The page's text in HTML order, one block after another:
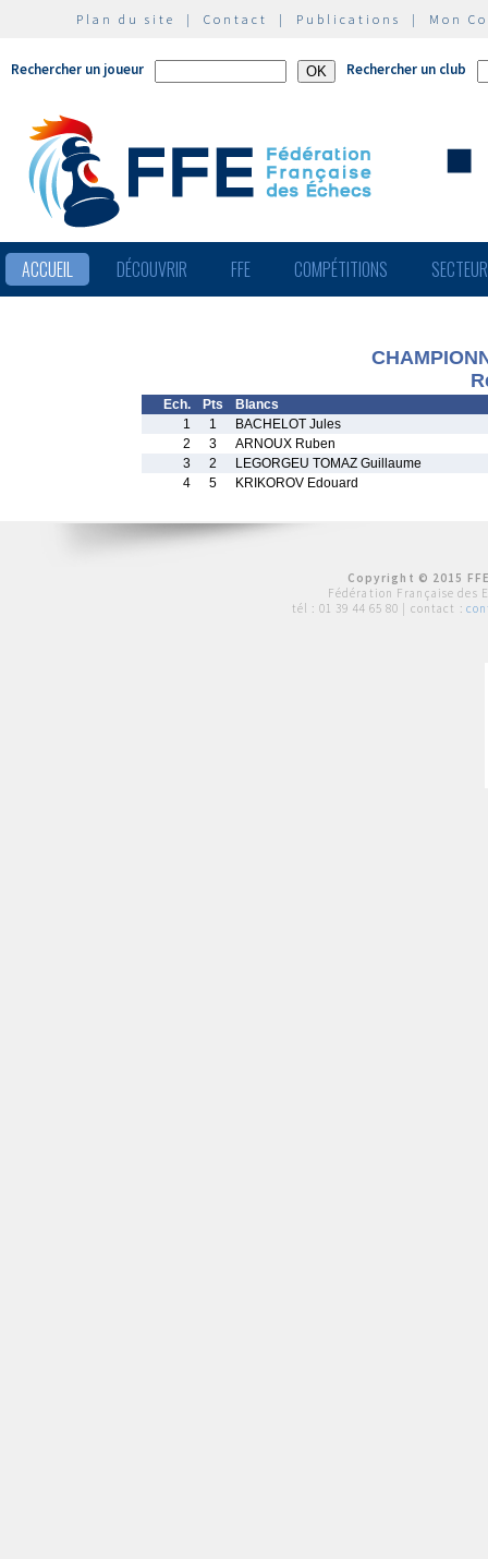
Plan du site | Contact | Publications | Mon
Rechercher un joueur Rechercher un club
ACCUEIL DÉCOUVRIR FFE COMPÉTITIONS
Ech. Pts
Blancs
1
1
BACHELOT Jules
2
3
ARNOUX Ruben
3
2
LEGORGEU TOMAZ Guillaume
4
5 KRIKOROV Edouard
Copyright © 2015
Fédération Française des
tél : 01 39 44 65 80 | contact :